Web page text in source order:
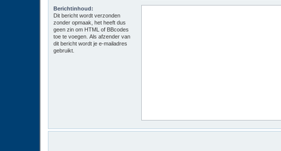
Berichtinhoud:
Dit bericht wordt verzonden
zonder opmaak, het heeft dus
geen zin om HTML of BBcodes
toe te voegen. Als afzender van
dit bericht wordt je e-mailadres
gebruikt.